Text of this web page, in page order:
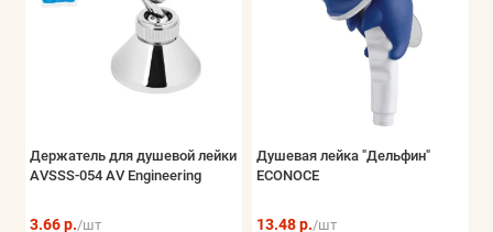
Держатель для душевой лейки
AVSSS-054 AV Engineering
3.66 р./шт
Душевая лейка "Дельфин"
ECONOCE
13.48 р./шт